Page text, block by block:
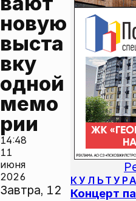
новую
выста
вку
одной
мемо
рии
14:48
11
июня
2026
Завтра, 12
КУЛЬТУРА
Концерт